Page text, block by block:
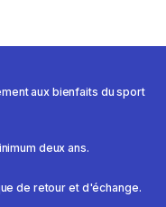
aux bienfaits du sport
deux ans.
de retour et d'échange.